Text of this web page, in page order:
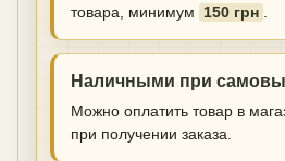
товара, минимум 150 грн .
Наличными при
Можно оплатить товар в
при получении заказа.